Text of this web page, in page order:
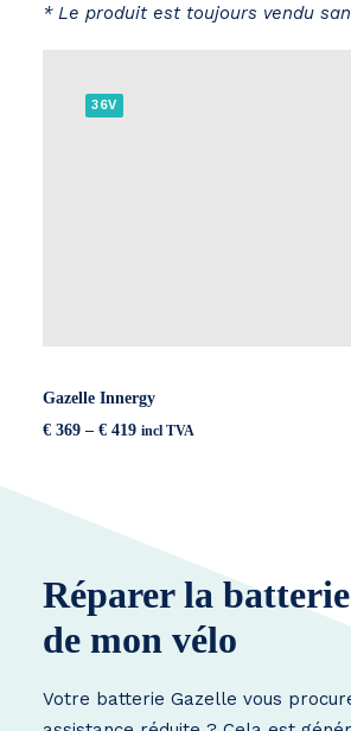
* Le produit est toujours vendu
36V
Gazelle Innergy
€ 369 – € 419Price
incl TVA
Réparer la
de mon vélo
Votre batterie Gazelle vous